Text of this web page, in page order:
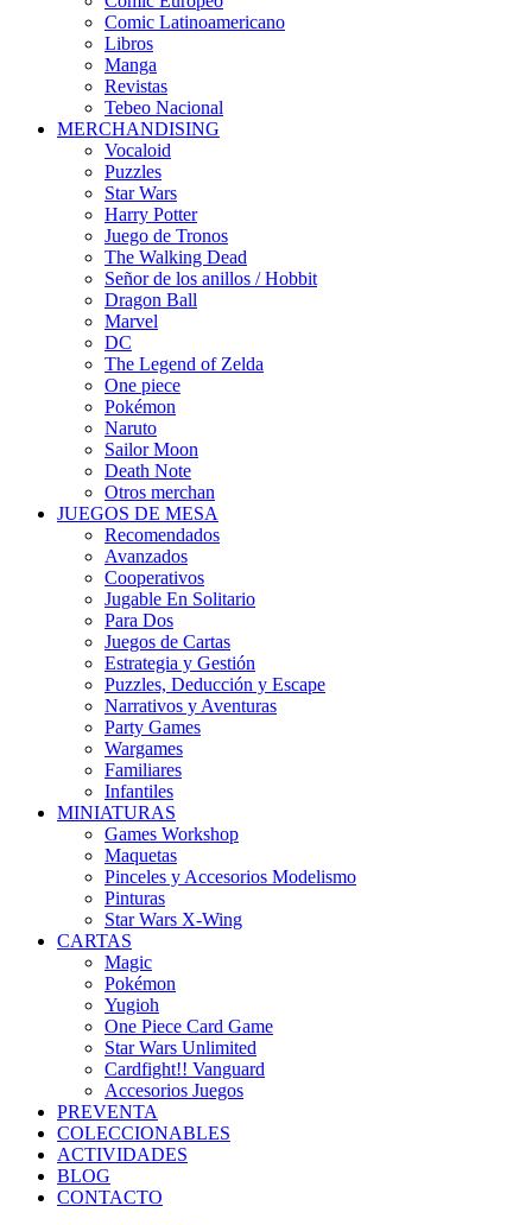
Comic Latinoamericano
Libros
Manga
Revistas
Tebeo Nacional
MERCHANDISING
Vocaloid
Puzzles
Star Wars
Harry Potter
Juego de Tronos
The Walking Dead
Señor de los anillos / Hobbit
Dragon Ball
Marvel
DC
The Legend of Zelda
One piece
Pokémon
Naruto
Sailor Moon
Death Note
Otros merchan
JUEGOS DE MESA
Recomendados
Avanzados
Cooperativos
Jugable En Solitario
Para Dos
Juegos de Cartas
Estrategia y Gestión
Puzzles, Deducción y Escape
Narrativos y Aventuras
Party Games
Wargames
Familiares
Infantiles
MINIATURAS
Games Workshop
Maquetas
Pinceles y Accesorios Modelismo
Pinturas
Star Wars X-Wing
CARTAS
Magic
Pokémon
Yugioh
One Piece Card Game
Star Wars Unlimited
Cardfight!! Vanguard
Accesorios Juegos
PREVENTA
COLECCIONABLES
ACTIVIDADES
BLOG
CONTACTO